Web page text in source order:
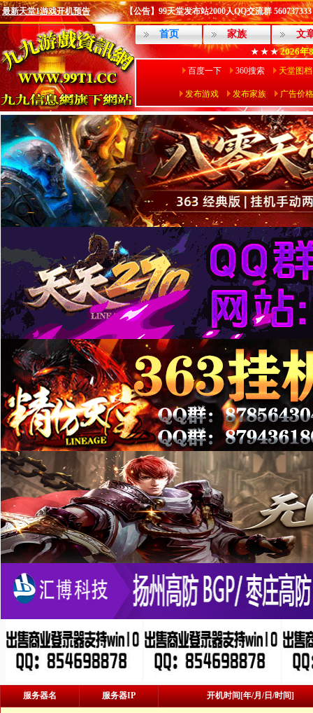
最新天堂1游戏开机预告 【公告】99天堂发布站2000人QQ交流群 560737333
首页 家族 文
★ ★ ★2026年
百度一下 360搜索 天堂图档
发布游戏 发布家族 广告价格
服务器名 服务器IP 开机时间[年/月/日/时间]